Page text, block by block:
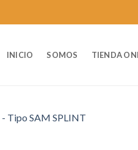
INICIO SOMOS TIENDA